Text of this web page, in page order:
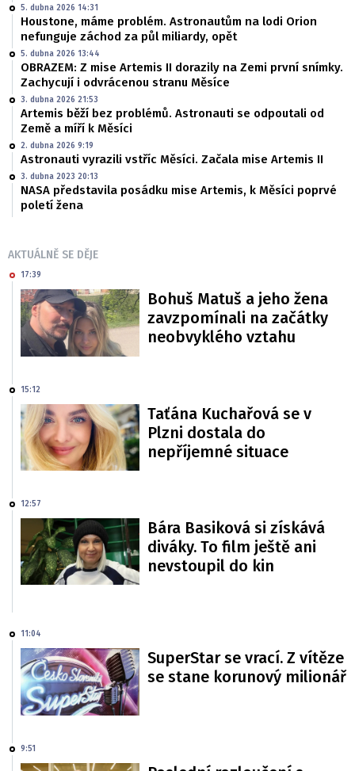
5. dubna 2026 14:31
Houstone, máme problém. Astronautům na lodi Orion
nefunguje záchod za půl miliardy, opět
5. dubna 2026 13:44
OBRAZEM: Z mise Artemis II dorazily na Zemi první snímky.
Zachycují i odvrácenou stranu Měsíce
3. dubna 2026 21:53
Artemis běží bez problémů. Astronauti se odpoutali od
Země a míří k Měsíci
2. dubna 2026 9:19
Astronauti vyrazili vstříc Měsíci. Začala mise Artemis II
3. dubna 2023 20:13
NASA představila posádku mise Artemis, k Měsíci poprvé
poletí žena
AKTUÁLNĚ SE DĚJE
17:39
Bohuš Matuš a jeho žena
zavzpomínali na začátky
neobvyklého vztahu
15:12
Taťána Kuchařová se v
Plzni dostala do
nepříjemné situace
12:57
Bára Basiková si získává
diváky. To film ještě ani
nevstoupil do kin
11:04
SuperStar se vrací. Z vítěze
se stane korunový milionář
9:51